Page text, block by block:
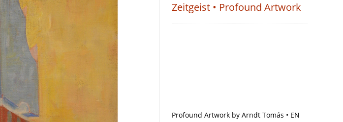
Zeitgeist • Profound Artwork
Profound Artwork by Arndt Tomás • EN